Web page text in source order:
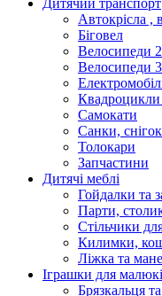
Дитячий транспорт
Автокрісла ,
Біговел
Велосипеди
Велосипеди
Самокати
Санки,
Толокари
Запчастини
Дитячі меблі
Гойдалки та
Парти,
Стільчики
Килимки,
Ліжка та
Іграшки для
Брязкальця